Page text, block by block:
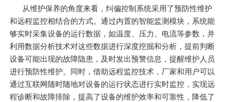
从维护保养的角度来看，纠偏控制系统采用了预防性维护
和远程监控相结合的方式。通过内置的智能监测模块，系统能
够实时采集设备的运行数据，如温度、压力、电流等参数，并
利用数据分析技术对这些数据进行深度挖掘和分析，提前判断
设备可能出现的故障隐患，及时发出预警信息，提醒维护人员
进行预防性维护。同时，借助远程监控技术，厂家和用户可以
通过互联网随时随地对设备的运行状态进行实时监控，实现远
程诊断和故障排除，提高了设备的维护效率和可靠性，降低了